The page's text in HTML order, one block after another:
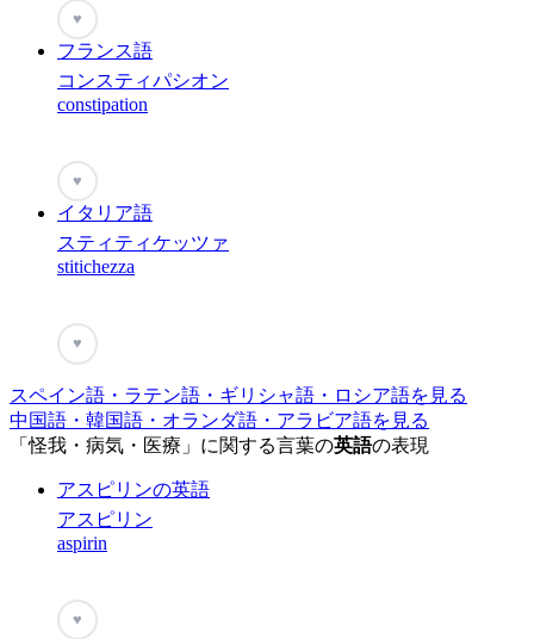
♥
フランス語
コンスティパシオン
constipation
♥
イタリア語
スティティケッツァ
stitichezza
♥
スペイン語・ラテン語・ギリシャ語・ロシア語を見る
中国語・韓国語・オランダ語・アラビア語を見る
「怪我・病気・医療」に関する言葉の英語の表現
アスピリンの英語
アスピリン
aspirin
♥